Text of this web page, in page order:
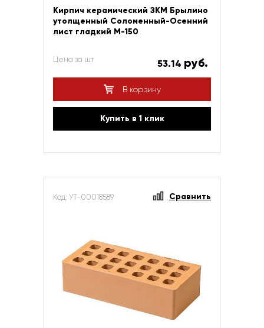
Кирпич керамический ЗКМ Брылино
утолщенный Соломенный-Осенний
лист гладкий М-150
Цена за шт 53.14 руб.
В корзину
Купить в 1 клик
Код: УТ-00018589 Сравнить